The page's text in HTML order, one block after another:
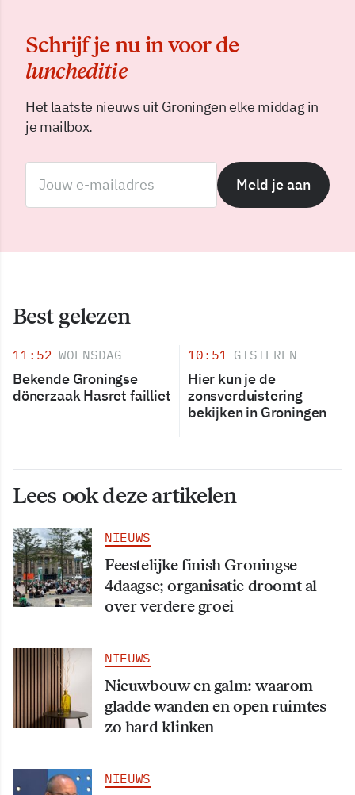
Schrijf je nu in voor de
luncheditie
Het laatste nieuws uit Groningen elke middag in
je mailbox.
Meld je aan
Best gelezen
11:52 WOENSDAG
Bekende Groningse
dönerzaak Hasret failliet
10:51 GISTEREN
Hier kun je de
zonsverduistering
bekijken in Groningen
Lees ook deze artikelen
NIEUWS
Feestelijke finish Groningse
4daagse; organisatie droomt al
over verdere groei
NIEUWS
Nieuwbouw en galm: waarom
gladde wanden en open ruimtes
zo hard klinken
NIEUWS